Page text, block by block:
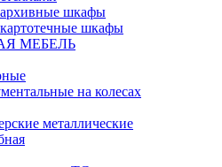
шкафы
шкафы
МЕБЕЛЬ
на колесах
металлические